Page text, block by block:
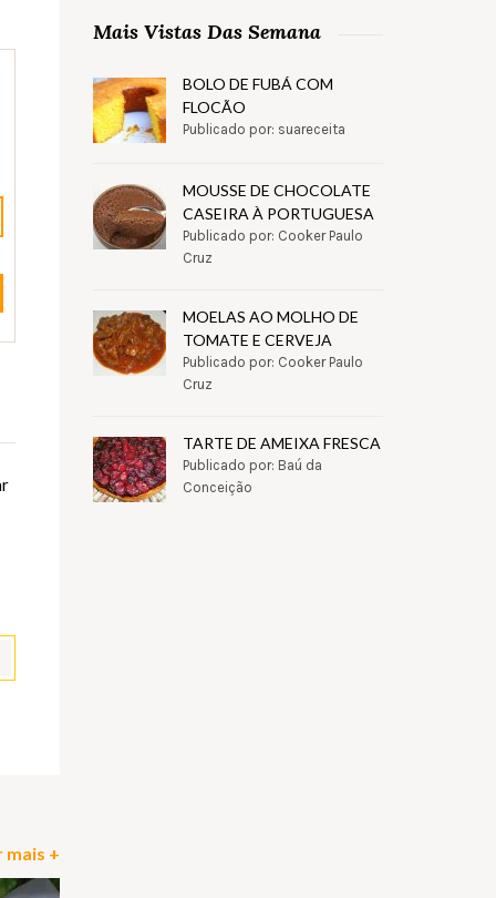
mais +
Mais Vistas Das Semana
BOLO DE FUBÁ COM
FLOCÃO
Publicado por: suareceita
MOUSSE DE CHOCOLATE
CASEIRA À PORTUGUESA
Publicado por: Cooker Paulo
Cruz
MOELAS AO MOLHO DE
TOMATE E CERVEJA
Publicado por: Cooker Paulo
Cruz
TARTE DE AMEIXA FRESCA
Publicado por: Baú da
Conceição